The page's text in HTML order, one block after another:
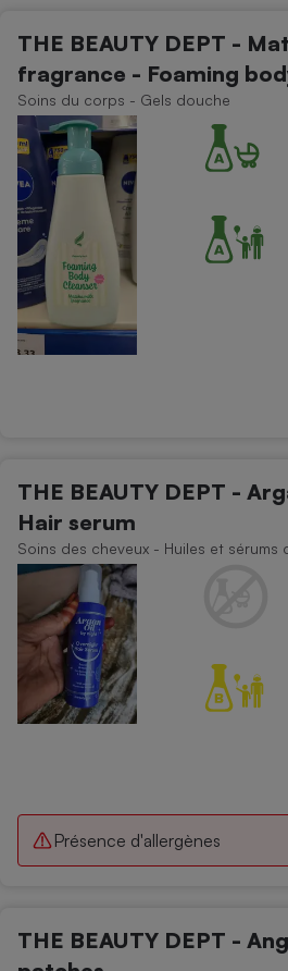
THE BEAUTY DEPT -
fragrance - Foaming
Soins du corps - Gels douche
THE BEAUTY DEPT -
Hair serum
Soins des cheveux - Huiles et sérums
Présence d'allergènes
THE BEAUTY DEPT -